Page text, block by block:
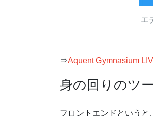
エ
⇒Aquent Gymnasium
身の回りのツ
フロントエンドという